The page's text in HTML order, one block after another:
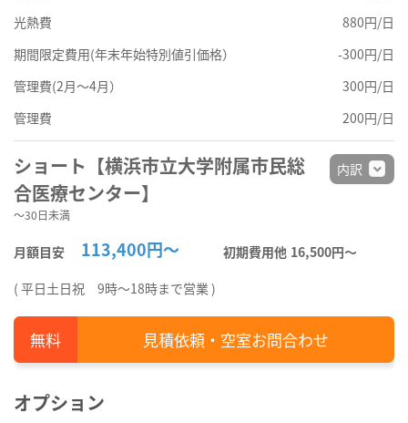
光熱費
880円/日
期間限定費用(年末年始特別値引価格）
-300円/日
管理費(2月～4月）
300円/日
管理費
200円/日
ショート【横浜市立大学附属市民総
合医療センター】
～30日未満
月額目安 113,400円～ 初期費用他 16,500円〜
内訳
( 平日土日祝 9時～18時まで営業 )
見積依頼・空室お問合わせ
オプション